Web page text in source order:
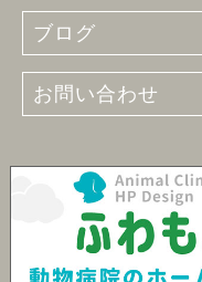
ブログ
お問い合わせ